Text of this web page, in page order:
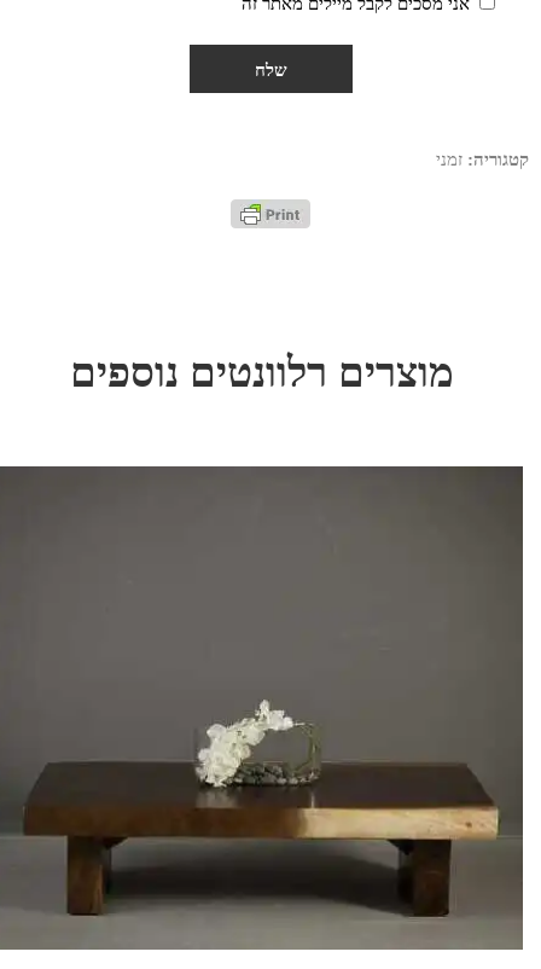
אני מסכים לקבל מיילים מאתר זה
קטגוריה: זמני
מוצרים רלוונטים נוספים